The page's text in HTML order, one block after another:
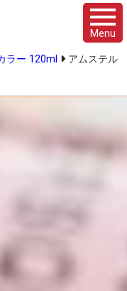
Menu
ラー 120ml
アムステル